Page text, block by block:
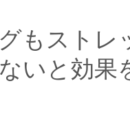
もスト
いと効果